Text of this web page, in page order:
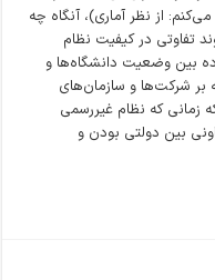
از نظر آماری)، آنگاه چه
تفاوتی در کیفیت نظام
بین وضعیت دانشگاه‌ها و
و مافیاهایی که بر شرکت‌ها و سازمان‌های
زمانی که نظام غیررسمی
بین دولتی بودن و